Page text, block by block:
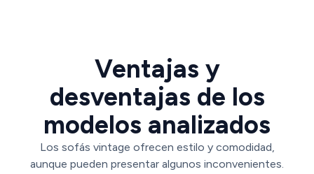
Ventajas y
desventajas de los
modelos analizados
Los sofás vintage ofrecen estilo y comodidad,
aunque pueden presentar algunos inconvenientes.